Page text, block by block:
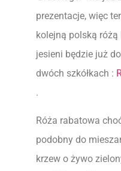
prezentacje, więc
kolejną polską różą
jesieni będzie już
dwóch szkółkach :
.
Róża rabatowa
podobny do
krzew o żywo